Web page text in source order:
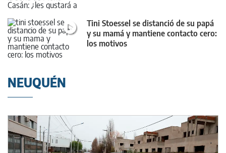
Tini Stoessel se distanció de su papá
y su mamá y mantiene contacto cero:
los motivos
NEUQUÉN